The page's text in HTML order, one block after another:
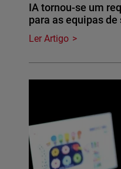
IA tornou-se um
para as equipas de
Ler Artigo